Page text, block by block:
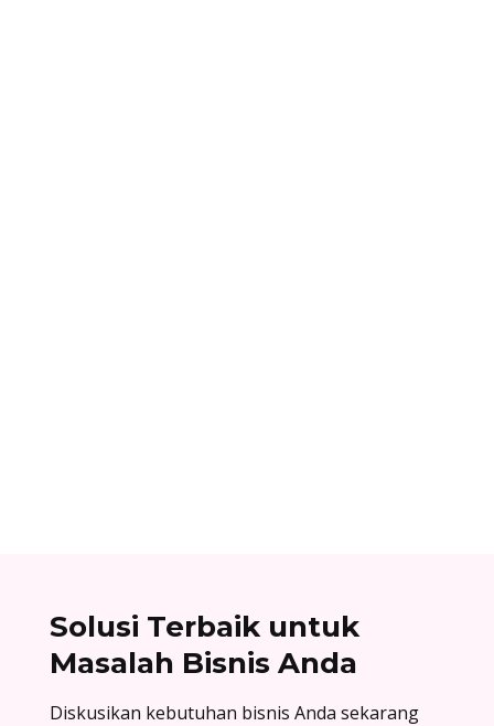
Solusi Terbaik untuk
Masalah Bisnis Anda
Diskusikan kebutuhan bisnis Anda sekarang